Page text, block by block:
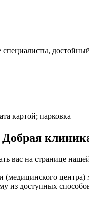
картой; парковка
вас на странице
из доступных